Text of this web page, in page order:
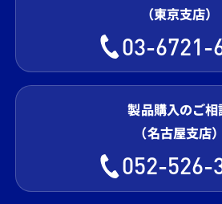
（東京支店）
03-6721-
製品購入のご相
（名古屋支店）
052-526-